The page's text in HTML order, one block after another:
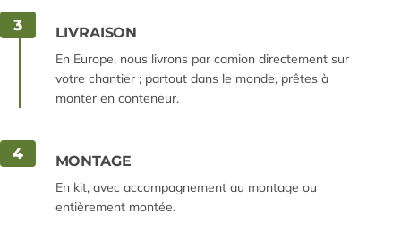
3 LIVRAISON
En Europe, nous livrons par camion directement sur
votre chantier ; partout dans le monde, prêtes à
monter en conteneur.
4 MONTAGE
En kit, avec accompagnement au montage ou
entièrement montée.